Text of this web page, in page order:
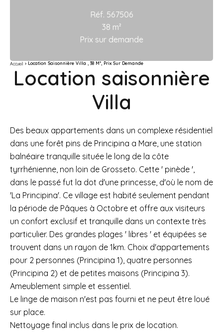
Réf. 567506
38 m²
Prix sur demande
Accueil Location Saisonnière Villa , 38 M², Prix Sur Demande
Location saisonnière
Villa
Des beaux appartements dans un complexe résidentiel
dans une forêt pins de Principina a Mare, une station
balnéaire tranquille située le long de la côte
tyrrhénienne, non loin de Grosseto. Cette ' pinède ',
dans le passé fut la dot d'une princesse, d'où le nom de
'La Principina'. Ce village est habité seulement pendant
la période de Pâques à Octobre et offre aux visiteurs
un confort exclusif et tranquille dans un contexte très
particulier. Des grandes plages ' libres ' et équipées se
trouvent dans un rayon de 1km. Choix d'appartements
pour 2 personnes (Principina 1), quatre personnes
(Principina 2) et de petites maisons (Principina 3).
Ameublement simple et essentiel.
Le linge de maison n'est pas fourni et ne peut être loué
sur place.
Nettoyage final inclus dans le prix de location.